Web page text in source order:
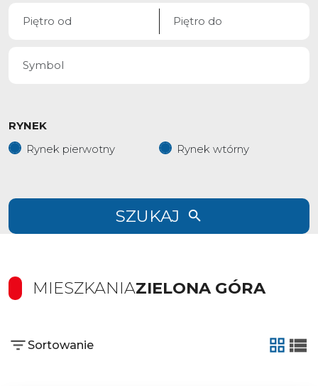
RYNEK
Rynek pierwotny
Rynek wtórny
SZUKAJ
MIESZKANIAZIELONA GÓRA
Sortowanie
tabela